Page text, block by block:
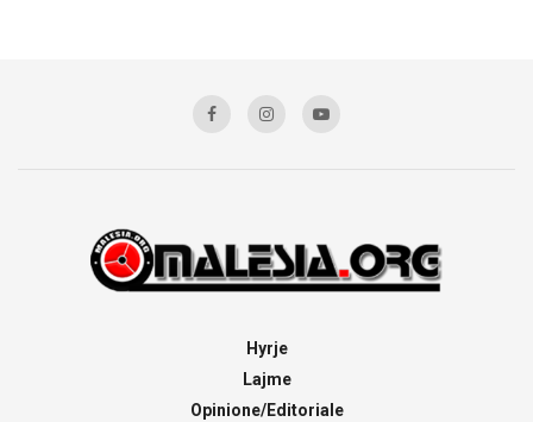
Hyrje
Lajme
Opinione/Editoriale